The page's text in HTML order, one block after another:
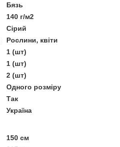
Бязь
140 г/м2
Сірий
Рослини, квіти
1 (шт)
1 (шт)
2 (шт)
Одного розміру
Так
Україна
150 см